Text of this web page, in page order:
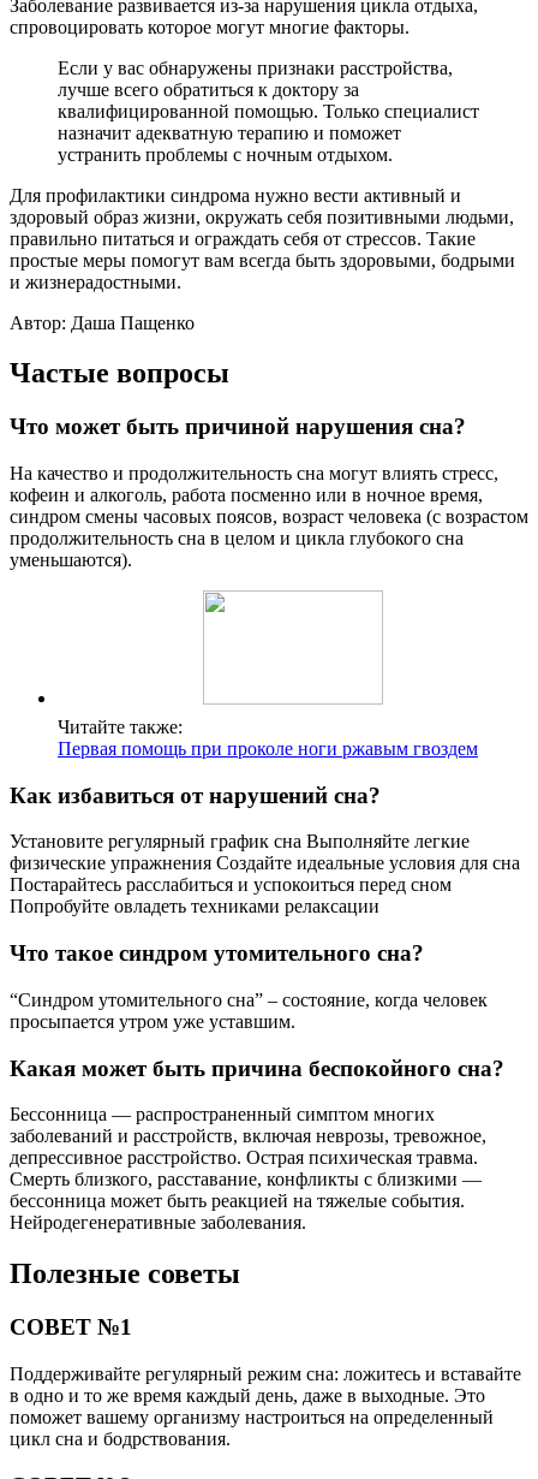
Заболевание развивается из-за нарушения цикла отдыха,
спровоцировать которое могут многие факторы.
Если у вас обнаружены признаки расстройства,
лучше всего обратиться к доктору за
квалифицированной помощью. Только специалист
назначит адекватную терапию и поможет
устранить проблемы с ночным отдыхом.
Для профилактики синдрома нужно вести активный и
здоровый образ жизни, окружать себя позитивными людьми,
правильно питаться и ограждать себя от стрессов. Такие
простые меры помогут вам всегда быть здоровыми, бодрыми
и жизнерадостными.
Автор: Даша Пащенко
Частые вопросы
Что может быть причиной нарушения сна?
На качество и продолжительность сна могут влиять стресс,
кофеин и алкоголь, работа посменно или в ночное время,
синдром смены часовых поясов, возраст человека (с возрастом
продолжительность сна в целом и цикла глубокого сна
уменьшаются).
Читайте также:
Первая помощь при проколе ноги ржавым гвоздем
Как избавиться от нарушений сна?
Установите регулярный график сна Выполняйте легкие
физические упражнения Создайте идеальные условия для сна
Постарайтесь расслабиться и успокоиться перед сном
Попробуйте овладеть техниками релаксации
Что такое синдром утомительного сна?
“Синдром утомительного сна” – состояние, когда человек
просыпается утром уже уставшим.
Какая может быть причина беспокойного сна?
Бессонница — распространенный симптом многих
заболеваний и расстройств, включая неврозы, тревожное,
депрессивное расстройство. Острая психическая травма.
Смерть близкого, расставание, конфликты с близкими —
бессонница может быть реакцией на тяжелые события.
Нейродегенеративные заболевания.
Полезные советы
СОВЕТ №1
Поддерживайте регулярный режим сна: ложитесь и вставайте
в одно и то же время каждый день, даже в выходные. Это
поможет вашему организму настроиться на определенный
цикл сна и бодрствования.